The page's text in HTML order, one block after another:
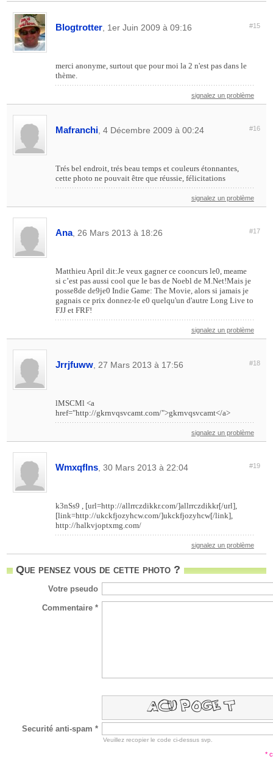
Blogtrotter , 1er Juin 2009 à 09:16 #15
merci anonyme, surtout que pour moi la 2 n'est pas dans le
thème.
signalez un problème
Mafranchi , 4 Décembre 2009 à 00:24 #16
Trés bel endroit, trés beau temps et couleurs étonnantes,
cette photo ne pouvait être que réussie, félicitations
signalez un problème
Ana, 26 Mars 2013 à 18:26 #17
Matthieu April dit:Je veux gagner ce cooncurs le0, meame
si c’est pas aussi cool que le bas de Noebl de M.Net!Mais je
posse8de de9je0 Indie Game: The Movie, alors si jamais je
gagnais ce prix donnez-le e0 quelqu'un d'autre Long Live to
FJJ et FRF!
signalez un problème
Jrrjfuww , 27 Mars 2013 à 17:56 #18
lMSCMl <a
href="http://gkrnvqsvcamt.com/">gkrnvqsvcamt</a>
signalez un problème
Wmxqflns , 30 Mars 2013 à 22:04 #19
k3nSs9 , [url=http://allrrczdikkr.com/]allrrczdikkr[/url],
[link=http://ukckfjozyhcw.com/]ukckfjozyhcw[/link],
http://halkvjoptxmg.com/
signalez un problème
Que pensez vous de cette photo ?
Votre pseudo
Commentaire *
Securité anti-spam *
Veuillez recopier le code ci-dessus svp.
*